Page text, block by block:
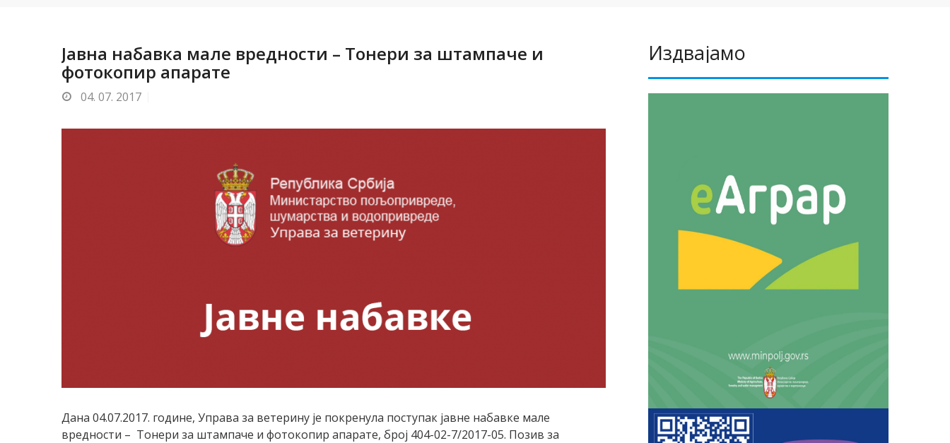
Јавна набавка мале вредности – Тонери за штампаче и
фотокопир апарате
04. 07. 2017
Дана 04.07.2017. године, Управа за ветерину је покренула поступак јавнe набавкe мале
вредности – Тонери за штампаче и фотокопир апарате, број 404-02-7/2017-05. Пoзив зa
Издвајамо